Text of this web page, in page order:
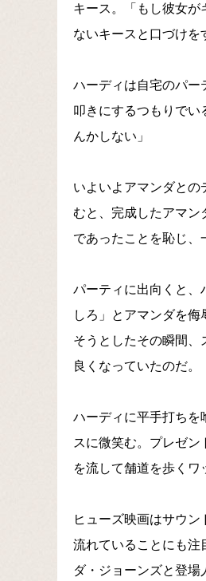
キース。「もし彼女
ないキースと口づけを
ハーディは自宅のパー
叩きにするつもりでい
んかしない」
いよいよアマンダとの
むと、完成したアマン
であったことを恥じ、
パーティに出向くと、
しろ」とアマンダを
そうとしたその瞬間、
良くなっていたのだ。
ハーディに平手打ちを
スに微笑む。プレゼ
を流して舗道を歩く
ヒューズ映画はサウ
流れていることにも注
ダ・ジョーンズと登